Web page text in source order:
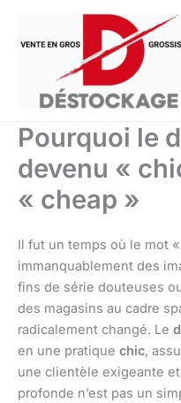
contenu
Pourquoi le
devenu «
« cheap »
Il fut un temps où le mot «
immanquablement des
fins de série douteuses
des magasins au cadre
radicalement changé. Le
en une pratique chic,
une clientèle exigeante
profonde n’est pas un